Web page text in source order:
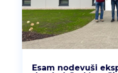
Esam nodevuši